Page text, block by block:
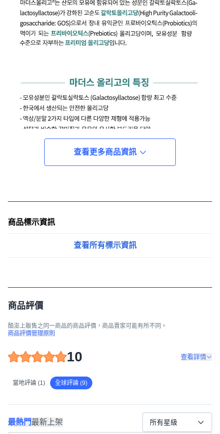
查看更多商品資訊
商品標示資訊
查看所有標示資訊
商品評價
酷澎上販售之同一商品的商品評價，商品賣家可能有所不同。
商品評價管理原則
10 查看詳情
當地評論 (1) 全球評論 (9)
最熱門最新上架 所有星級